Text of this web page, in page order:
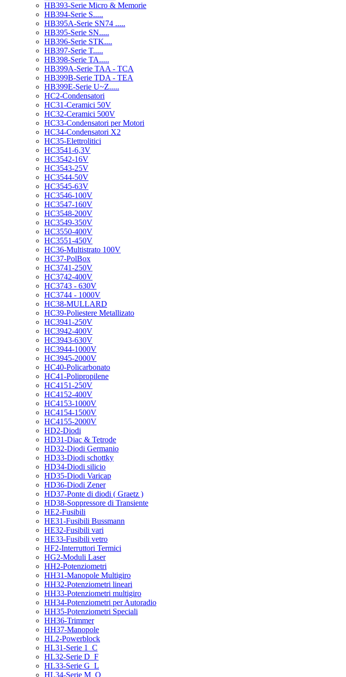
HB393-Serie Micro & Memorie
HB394-Serie S.....
HB395A-Serie SN74 .....
HB395-Serie SN.....
HB396-Serie STK....
HB397-Serie T.....
HB398-Serie TA.....
HB399A-Serie TAA - TCA
HB399B-Serie TDA - TEA
HB399E-Serie U~Z.....
HC2-Condensatori
HC31-Ceramici 50V
HC32-Ceramici 500V
HC33-Condensatori per Motori
HC34-Condensatori X2
HC35-Elettrolitici
HC3541-6,3V
HC3542-16V
HC3543-25V
HC3544-50V
HC3545-63V
HC3546-100V
HC3547-160V
HC3548-200V
HC3549-350V
HC3550-400V
HC3551-450V
HC36-Multistrato 100V
HC37-PolBox
HC3741-250V
HC3742-400V
HC3743 - 630V
HC3744 - 1000V
HC38-MULLARD
HC39-Poliestere Metallizato
HC3941-250V
HC3942-400V
HC3943-630V
HC3944-1000V
HC3945-2000V
HC40-Policarbonato
HC41-Polipropilene
HC4151-250V
HC4152-400V
HC4153-1000V
HC4154-1500V
HC4155-2000V
HD2-Diodi
HD31-Diac & Tetrode
HD32-Diodi Germanio
HD33-Diodi schottky
HD34-Diodi silicio
HD35-Diodi Varicap
HD36-Diodi Zener
HD37-Ponte di diodi ( Graetz )
HD38-Soppressore di Transiente
HE2-Fusibili
HE31-Fusibili Bussmann
HE32-Fusibili vari
HE33-Fusibili vetro
HF2-Interruttori Termici
HG2-Moduli Laser
HH2-Potenziometri
HH31-Manopole Multigiro
HH32-Potenziometri lineari
HH33-Potenziometri multigiro
HH34-Potenziometri per Autoradio
HH35-Potenziometri Speciali
HH36-Trimmer
HH37-Manopole
HL2-Powerblock
HL31-Serie 1_C
HL32-Serie D_F
HL33-Serie G_L
HL34-Serie M_O